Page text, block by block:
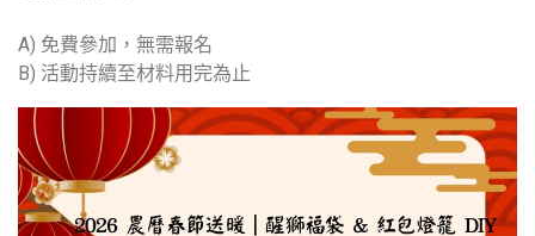
A) 免費參加，無需報名
B) 活動持續至材料用完為止